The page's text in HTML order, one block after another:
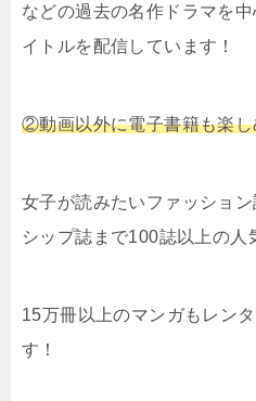
などの過去の名作ドラマを
イトルを配信しています！
②動画以外に電子書籍も楽し
女子が読みたいファッショ
シップ誌まで100誌以上の人
15万冊以上のマンガもレン
す！